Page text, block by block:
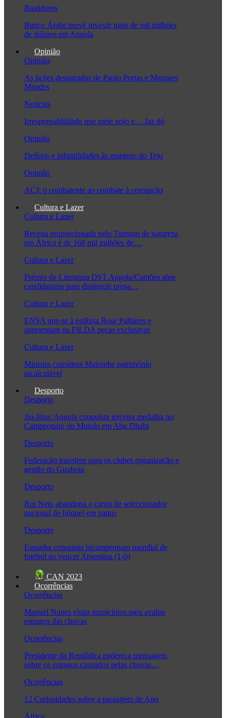
Bastidores
Banco Árabe prevê investir mais de mil milhões
de dólares em Angola
Opinião
Opinião
As lições desastradas de Paulo Portas e Marques
Mendes
Notícias
Irresponsabilidade que mete nojo e… faz dó
Opinião
Delírios e infantilidades às margens do Tejo
Opinião
ACJ: o combatente ao combate à corrupção
Cultura e Lazer
Cultura e Lazer
Receita proporcionada pelo Turismo de natureza
em África é de 168 mil milhões de…
Cultura e Lazer
Prémio de Literatura DST Angola/Camões abre
candidaturas para distinguir prosa…
Cultura e Lazer
ENSA une-se à estilista Rose Palhares e
apresentam na FILDA peças exclusivas
Cultura e Lazer
Ministra considera Maiombe património
incalculável
Desporto
Desporto
Jiu-Jitsu: Angola conquista terceira medalha no
Campeonato do Mundo em Abu Dhabi
Desporto
Federação transfere para os clubes organização e
gestão do Girabola
Desporto
Rui Neto abandona o cargo de seleccionador
nacional de hóquei em patins
Desporto
Espanha conquista bicampeonato mundial de
futebol ao vencer Argentina (1-0)
CAN 2023
Ocorrências
Ocorrências
Manuel Nunes visita municípios para avaliar
estragos das chuvas
Ocorrências
Presidente da República endereça mensagem
sobre os estragos causados pelas chuvas…
Ocorrências
12 Curiosidades sobre a passagem de Ano
África